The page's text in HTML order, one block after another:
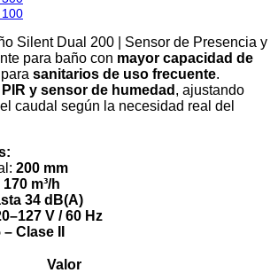
Silent Dual 200 | Sensor de Presencia y
para baño con mayor capacidad de
sanitarios de uso frecuente.
y sensor de humedad , ajustando
caudal según la necesidad real del
200 mm
170 m³/h
34 dB(A)
V / 60 Hz
– Clase II
Valor